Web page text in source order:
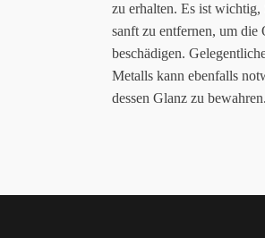
zu erhalten. Es ist wichtig,
sanft zu entfernen, um die
beschädigen.
Metalls kann ebenfalls
dessen Glanz zu bewahren.